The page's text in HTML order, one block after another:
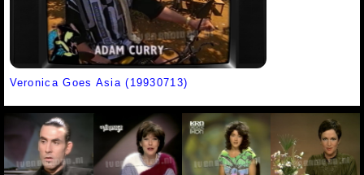
Veronica Goes Asia (19930713)